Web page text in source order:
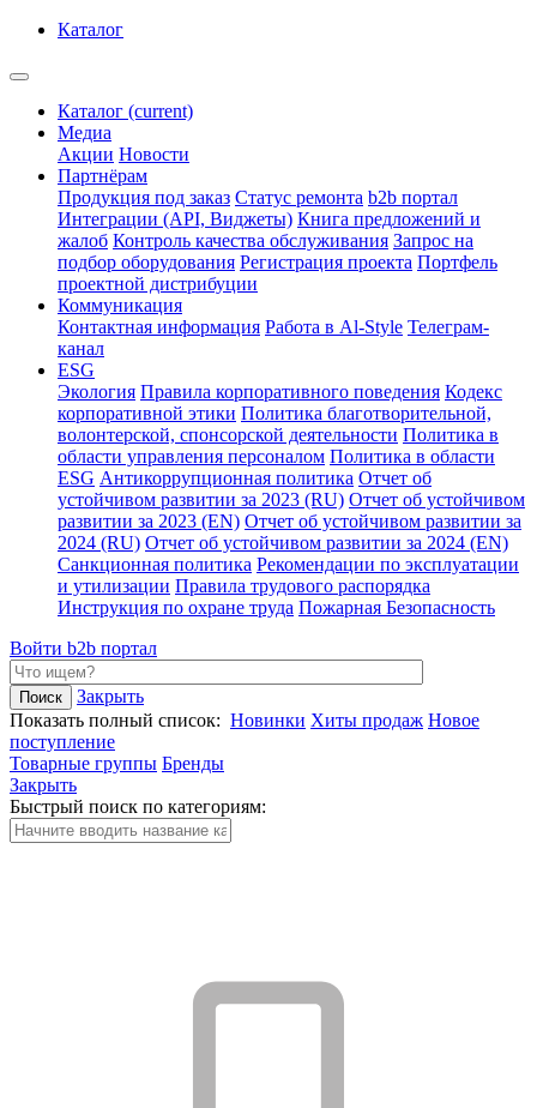
Каталог
Каталог (current)
Медиа
Акции Новости
Партнёрам
Продукция под заказ Статус ремонта b2b портал
Интеграции (API, Виджеты) Книга предложений и
жалоб Контроль качества обслуживания Запрос на
подбор оборудования Регистрация проекта Портфель
проектной дистрибуции
Коммуникация
Контактная информация Работа в Al-Style Телеграм-
канал
ESG
Экология Правила корпоративного поведения Кодекс
корпоративной этики Политика благотворительной,
волонтерской, спонсорской деятельности Политика в
области управления персоналом Политика в области
ESG Антикоррупционная политика Отчет об
устойчивом развитии за 2023 (RU) Отчет об устойчивом
развитии за 2023 (EN) Отчет об устойчивом развитии за
2024 (RU) Отчет об устойчивом развитии за 2024 (EN)
Санкционная политика Рекомендации по эксплуатации
и утилизации Правила трудового распорядка
Инструкция по охране труда Пожарная Безопасность
Войти b2b портал
Закрыть
Показать полный список: Новинки Хиты продаж Новое
поступление
Товарные группы Бренды
Закрыть
Быстрый поиск по категориям: